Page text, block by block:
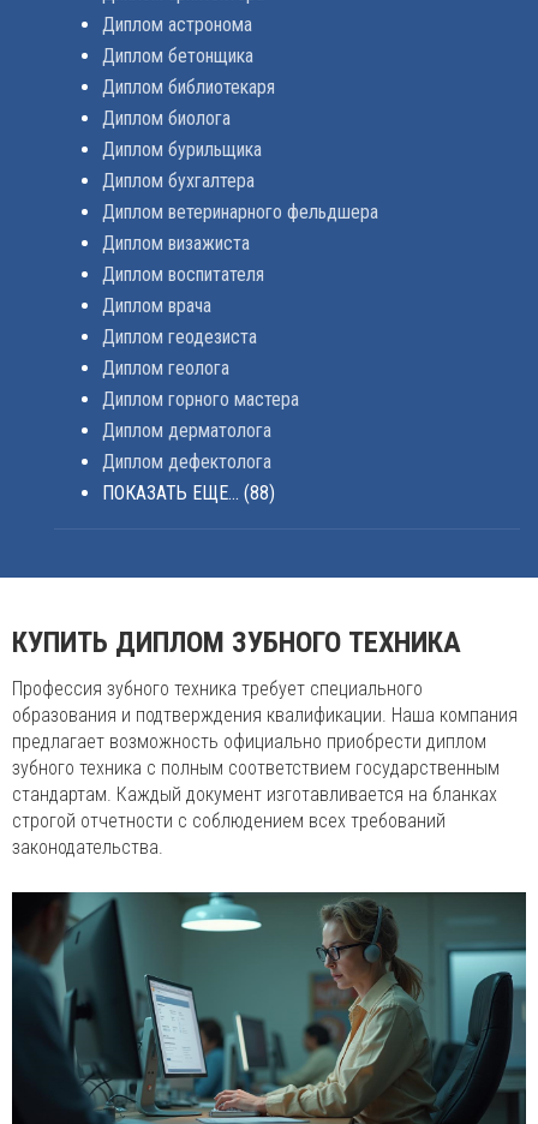
Диплом астронома
Диплом бетонщика
Диплом библиотекаря
Диплом биолога
Диплом бурильщика
Диплом бухгалтера
Диплом ветеринарного фельдшера
Диплом визажиста
Диплом воспитателя
Диплом врача
Диплом геодезиста
Диплом геолога
Диплом горного мастера
Диплом дерматолога
Диплом дефектолога
ПОКАЗАТЬ ЕЩЕ... (88)
КУПИТЬ ДИПЛОМ ЗУБНОГО ТЕХНИКА
Профессия зубного техника требует специального
образования и подтверждения квалификации. Наша компания
предлагает возможность официально приобрести диплом
зубного техника с полным соответствием государственным
стандартам. Каждый документ изготавливается на бланках
строгой отчетности с соблюдением всех требований
законодательства.